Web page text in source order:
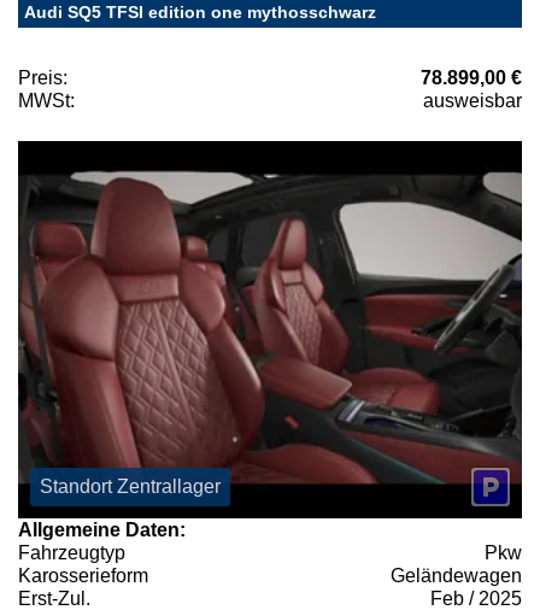
Audi SQ5 TFSI edition one mythosschwarz
Preis:
78.899,00 €
MWSt:
ausweisbar
Standort Zentrallager
Allgemeine Daten:
Fahrzeugtyp
Pkw
Karosserieform
Geländewagen
Erst-Zul.
Feb / 2025